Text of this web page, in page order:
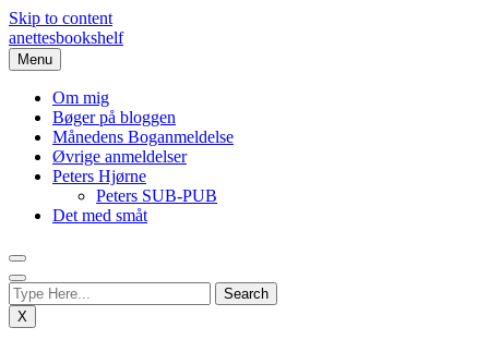
Skip to content
anettesbookshelf
Menu
Om mig
Bøger på bloggen
Månedens Boganmeldelse
Øvrige anmeldelser
Peters Hjørne
Peters SUB-PUB
Det med småt
X